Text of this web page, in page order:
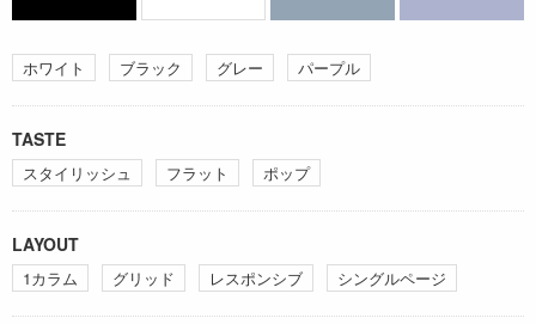
ホワイト ブラック グレー パープル
TASTE
スタイリッシュ フラット ポップ
LAYOUT
1カラム グリッド レスポンシブ シングルページ